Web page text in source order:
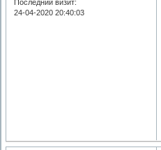
Последний визит:
24-04-2020 20:40:03